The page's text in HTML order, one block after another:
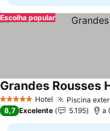
Escolha popular
5 Estrelas Hotel Piscina
Grandes Rousses
8,7 Excelente 5.195 a